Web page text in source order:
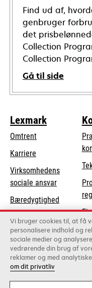
Find ud af,
genbruger
det
Collection
Collection
Gå til side
Lexmark
Omtrent
Karriere
Virksomhedens
sociale ansvaropens
in
a
new
tab
Bæredygtighed
Lexmark-partnere
Lexmark
©2026 Alle
Vi bruger cookies til, at få
personalisere indhold og
sociale medier og
vedrørende din brug af
reklamer og med
om dit privatliv